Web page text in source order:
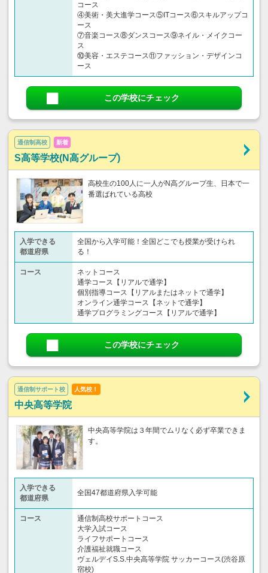
コース
④美術・美大進学コース⑤ITコース⑥スキルアップコ
ース
⑦音楽コース⑧ダンスコース⑨ネイル・メイクコー
ス
⑩美容・エステコース⑪ファッション・デザインコ
ース
この学校にチェック
通信制高校 新着
S高等学校(N高グループ)
高校生の100人に一人がN高グループ生、日本で一
番選ばれている高校
入学できる
都道府県
全国から入学可能！全国どこでも授業が受けられ
る！
コース
ネットコース
通学コース【リアルで通学】
個別指導コース【リアルまたはネットで通学】
オンライン通学コース【ネットで通学】
通学プログラミングコース【リアルで通学】
この学校にチェック
通信制サポート校 人気校！
中央高等学院
中央高等学院は３年間でムリなく必ず卒業できま
す。
入学できる
都道府県
全国47都道府県入学可能
コース
通信制高校サポートコース
大学入試コース
ライフサポートコース
介護福祉就職コース
ヴェルデイS.S.中央高等学院 サッカーコース(渋谷原
宿校)